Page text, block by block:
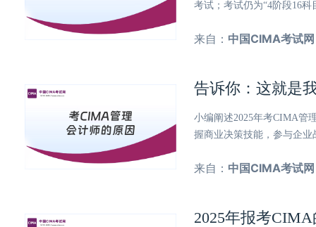
考试；考试仍为“4阶段16
来自： 中国CIMA考试网
告诉你：这就是
小编阐述2025年考CIMA管
握商业决策技能，参与企
来自： 中国CIMA考试网
2025年报考